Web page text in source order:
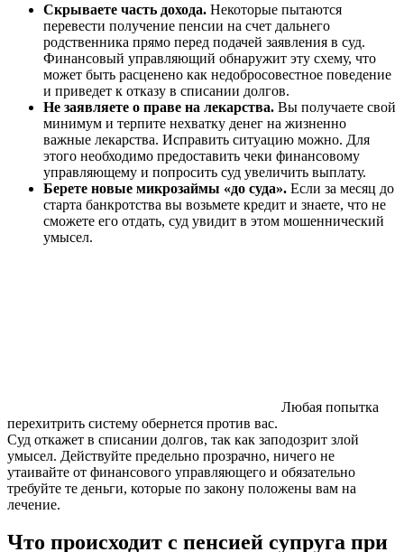
Скрываете часть дохода. Некоторые пытаются
перевести получение пенсии на счет дальнего
родственника прямо перед подачей заявления в суд.
Финансовый управляющий обнаружит эту схему, что
может быть расценено как недобросовестное поведение
и приведет к отказу в списании долгов.
Не заявляете о праве на лекарства. Вы получаете свой
минимум и терпите нехватку денег на жизненно
важные лекарства. Исправить ситуацию можно. Для
этого необходимо предоставить чеки финансовому
управляющему и попросить суд увеличить выплату.
Берете новые микрозаймы «до суда». Если за месяц до
старта банкротства вы возьмете кредит и знаете, что не
сможете его отдать, суд увидит в этом мошеннический
умысел.
Любая попытка
перехитрить систему обернется против вас.
Суд откажет в списании долгов, так как заподозрит злой
умысел. Действуйте предельно прозрачно, ничего не
утаивайте от финансового управляющего и обязательно
требуйте те деньги, которые по закону положены вам на
лечение.
Что происходит с пенсией супруга при